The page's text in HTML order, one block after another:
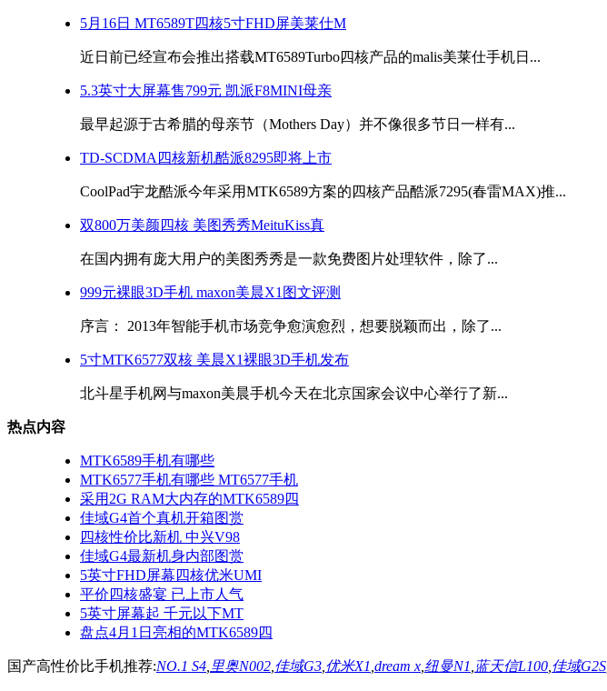
5月16日 MT6589T四核5寸FHD屏美莱仕M
近日前已经宣布会推出搭载MT6589Turbo四核产品的malis美莱仕手机日...
5.3英寸大屏幕售799元 凯派F8MINI母亲
最早起源于古希腊的母亲节（Mothers Day）并不像很多节日一样有...
TD-SCDMA四核新机酷派8295即将上市
CoolPad宇龙酷派今年采用MTK6589方案的四核产品酷派7295(春雷MAX)推...
双800万美颜四核 美图秀秀MeituKiss真
在国内拥有庞大用户的美图秀秀是一款免费图片处理软件，除了...
999元裸眼3D手机 maxon美晨X1图文评测
序言： 2013年智能手机市场竞争愈演愈烈，想要脱颖而出，除了...
5寸MTK6577双核 美晨X1裸眼3D手机发布
北斗星手机网与maxon美晨手机今天在北京国家会议中心举行了新...
热点内容
MTK6589手机有哪些
MTK6577手机有哪些 MT6577手机
采用2G RAM大内存的MTK6589四
佳域G4首个真机开箱图赏
四核性价比新机 中兴V98
佳域G4最新机身内部图赏
5英寸FHD屏幕四核优米UMI
平价四核盛宴 已上市人气
5英寸屏幕起 千元以下MT
盘点4月1日亮相的MTK6589四
国产高性价比手机推荐:NO.1 S4 里奥N002 佳域G3 优米X1 dream x 纽曼N1 蓝天信L100 佳域G2S